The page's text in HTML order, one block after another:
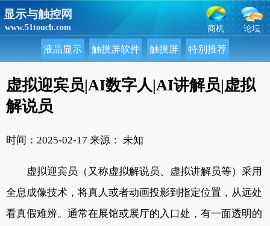
显示与触控网
www.51touch.com 商机 论坛
液晶显示 触摸屏软件 触摸屏 特别推荐
虚拟迎宾员|AI数字人|AI讲解员|虚拟
解说员
时间：2025-02-17 来源： 未知
虚拟迎宾员（又称虚拟解说员、虚拟讲解员等）采用
全息成像技术，将真人或者动画投影到指定位置，从远处
看真假难辨。通常在展馆或展厅的入口处，有一面透明的